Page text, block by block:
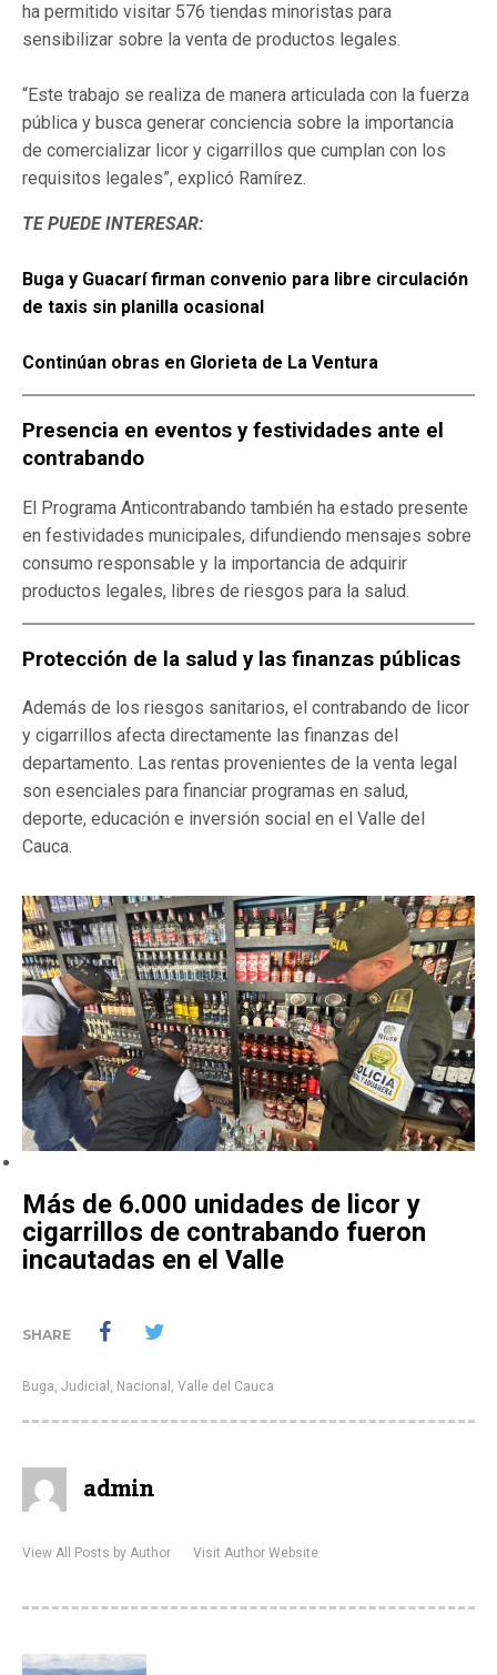
ha permitido visitar 576 tiendas minoristas para
sensibilizar sobre la venta de productos legales.
“Este trabajo se realiza de manera articulada con la fuerza
pública y busca generar conciencia sobre la importancia
de comercializar licor y cigarrillos que cumplan con los
requisitos legales”, explicó Ramírez.
TE PUEDE INTERESAR:
Buga y Guacarí firman convenio para libre circulación
de taxis sin planilla ocasional
Continúan obras en Glorieta de La Ventura
Presencia en eventos y festividades ante el
contrabando
El Programa Anticontrabando también ha estado presente
en festividades municipales, difundiendo mensajes sobre
consumo responsable y la importancia de adquirir
productos legales, libres de riesgos para la salud.
Protección de la salud y las finanzas públicas
Además de los riesgos sanitarios, el contrabando de licor
y cigarrillos afecta directamente las finanzas del
departamento. Las rentas provenientes de la venta legal
son esenciales para financiar programas en salud,
deporte, educación e inversión social en el Valle del
Cauca.
Más de 6.000 unidades de licor y
cigarrillos de contrabando fueron
incautadas en el Valle
SHARE
Buga Judicial Nacional Valle del Cauca
admin
View All Posts by Author Visit Author Website